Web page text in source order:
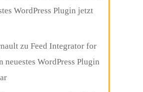
WordPress Plugin jetzt
zuFeed Integrator for
neuestes WordPress Plugin